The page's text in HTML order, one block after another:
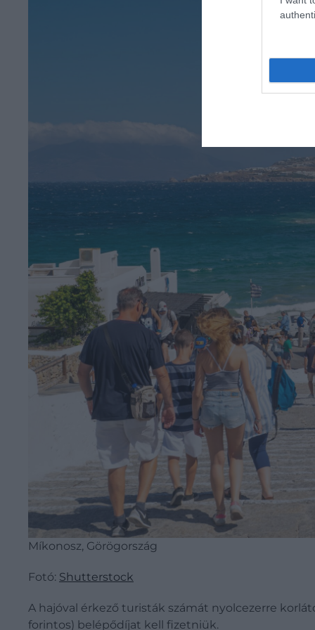
Míkonosz, Görögország
Fotó: Shutterstock
A hajóval érkező turisták számát nyolcezerre
forintos) belépődíjat kell fizetniük.